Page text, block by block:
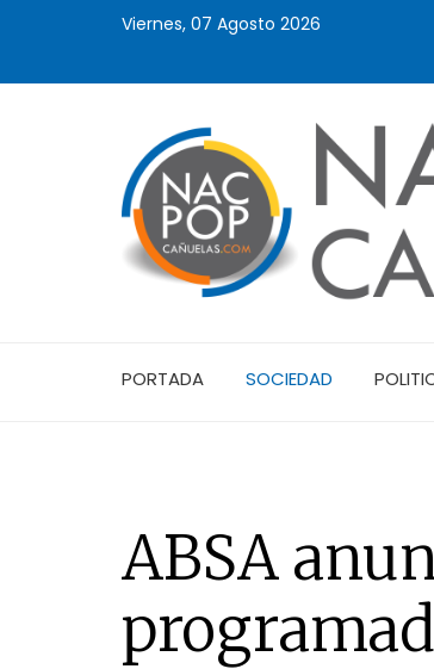
Viernes, 07 Agosto 2026
PORTADA SOCIEDAD
ABSA